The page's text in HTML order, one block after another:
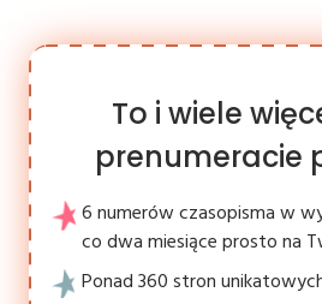
To i wiele
prenumeracie
6 numerów czasopisma w
co dwa miesiące prosto na
Ponad 360 stron